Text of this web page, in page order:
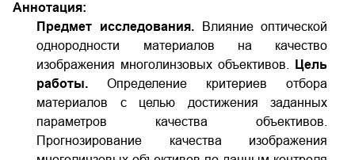
Аннотация:
Предмет исследования.
Влияние оптической
однородности материалов на качество
изображения многолинзовых объективов.
Цель
работы. Определение критериев отбора
материалов с целью достижения заданных
параметров качества объективов.
Прогнозирование качества изображения